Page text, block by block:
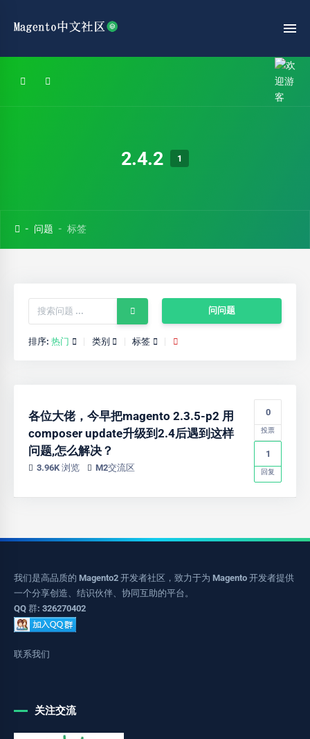
2.4.2 1
问题 标签
问问题
排序: 热门 类别 标签
各位大佬，今早把magento 2.3.5-p2 用
composer update升级到2.4后遇到这样
问题,怎么解决？
3.96K 浏览 M2交流区
0
投票
1
回复
我们是高品质的 Magento2 开发者社区，致力于为 Magento 开发者提供
一个分享创造、结识伙伴、协同互助的平台。
QQ 群: 326270402
联系我们
关注交流